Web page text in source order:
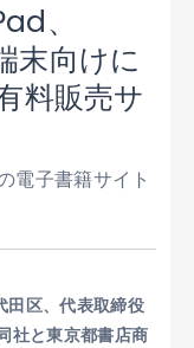
、
末向けに
料販売サ
電子書籍サイト
田区、代表取締役
社と東京都書店商